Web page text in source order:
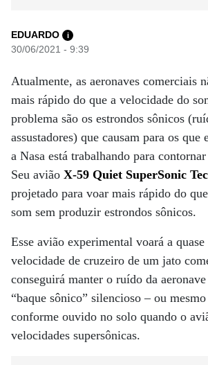
EDUARDO i
30/06/2021 - 9:39
Atualmente, as aeronaves comerciais
mais rápido do que a velocidade do
problema são os estrondos sônicos
assustadores) que causam para os que
a Nasa está trabalhando para
Seu avião X-59 Quiet SuperSonic
projetado para voar mais rápido do
som sem produzir estrondos sônicos.
Esse avião experimental voará a
velocidade de cruzeiro de um jato
conseguirá manter o ruído da
“baque sônico” silencioso – ou
conforme ouvido no solo quando o
velocidades supersônicas.